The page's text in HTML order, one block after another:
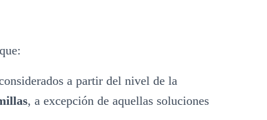
a partir del nivel de la
, a excepción de aquellas soluciones